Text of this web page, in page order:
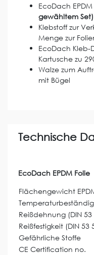
EcoDach
gewähltem Set)
Klebstoff zur
Menge zur
EcoDach Kleb-
Kartusche zu
Walze zum
mit Bügel
Technische
EcoDach EPDM Folie
Flächengewicht
Reißdehnung (DIN 53
Reißfestigkeit (DIN 53
Gefährliche Stoffe
CE Certification no.